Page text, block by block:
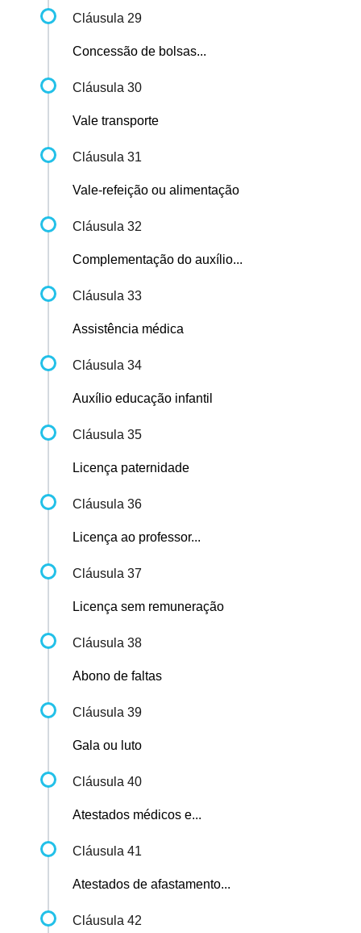
Cláusula 29
Concessão de bolsas...
Cláusula 30
Vale transporte
Cláusula 31
Vale-refeição ou alimentação
Cláusula 32
Complementação do auxílio...
Cláusula 33
Assistência médica
Cláusula 34
Auxílio educação infantil
Cláusula 35
Licença paternidade
Cláusula 36
Licença ao professor...
Cláusula 37
Licença sem remuneração
Cláusula 38
Abono de faltas
Cláusula 39
Gala ou luto
Cláusula 40
Atestados médicos e...
Cláusula 41
Atestados de afastamento...
Cláusula 42